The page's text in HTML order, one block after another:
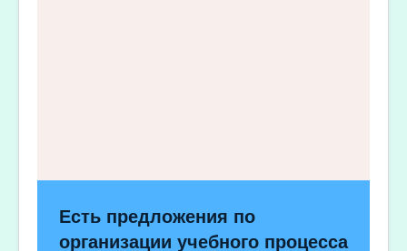
Есть предложения по
организации учебного процесса